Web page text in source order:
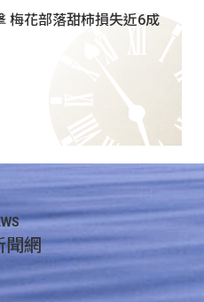
梅花部落甜柿損失近6成
聞網